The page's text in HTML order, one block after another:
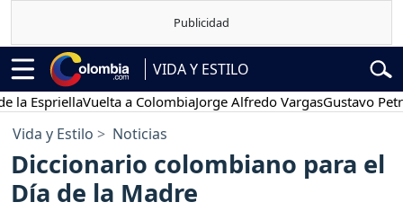
VIDA Y ESTILO
Vuelta a ColombiaJorge Alfredo VargasGustavo Petro
Vida y Estilo Noticias
Diccionario colombiano para el
Día de la Madre